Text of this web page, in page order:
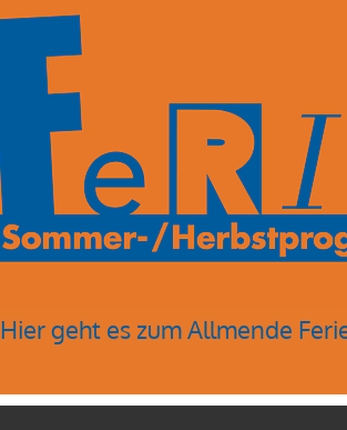
Hier geht es zum Allmende